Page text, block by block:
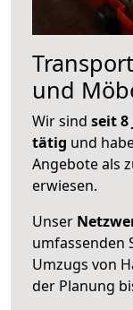
und
Wir sind seit 8
tätig und
Angebote als
erwiesen.
Unser
umfassenden
Umzugs von
der Planung